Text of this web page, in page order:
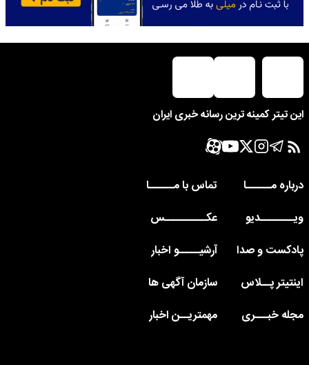
این تیتر کمینه ترین رسانه خبری ایران
درباره مــــــا
تماس با مــــــا
ویــــــــدیو
عکــــــــــس
پادکست و صدا
آرشیـــــو اخبار
اینتیتر پــلاس
سازمان آگهی ها
مجله خبـــری
مهمتریــن اخبار